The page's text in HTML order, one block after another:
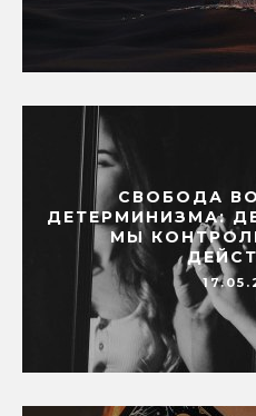
СВОБОДА
ДЕТЕРМИНИЗМА:
МЫ